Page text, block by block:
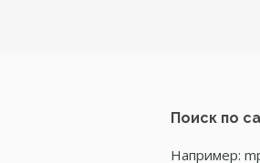
Поиск по
Например: